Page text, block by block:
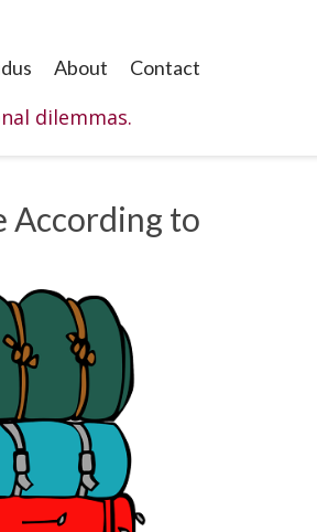
About Contact
dilemmas.
According to